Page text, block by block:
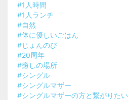
#1人時間
#1人ランチ
#自然
#体に優しいごはん
#じょんのび
#20周年
#癒しの場所
#シングル
#シングルマザー
#シングルマザーの方と繋がりたい